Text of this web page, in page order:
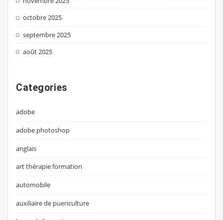
octobre 2025
septembre 2025
août 2025
Categories
adobe
adobe photoshop
anglais
art thérapie formation
automobile
auxiliaire de puericulture